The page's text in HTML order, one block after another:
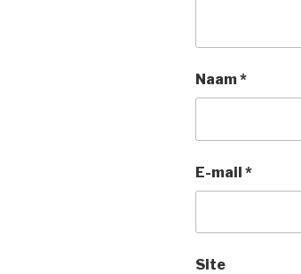
Naam*
E-mail *
Site